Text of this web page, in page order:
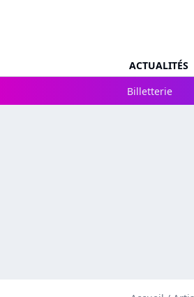
ACTUALITÉS
Billetterie